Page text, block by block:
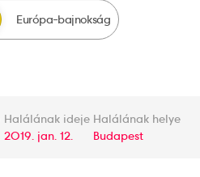
Európa-bajnokság
Halálának ideje
2019. jan. 12.
Halálának helye
Budapest